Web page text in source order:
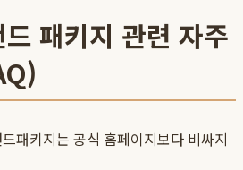
패키지 관련 자주
패키지는 공식 홈페이지보다 비싸지